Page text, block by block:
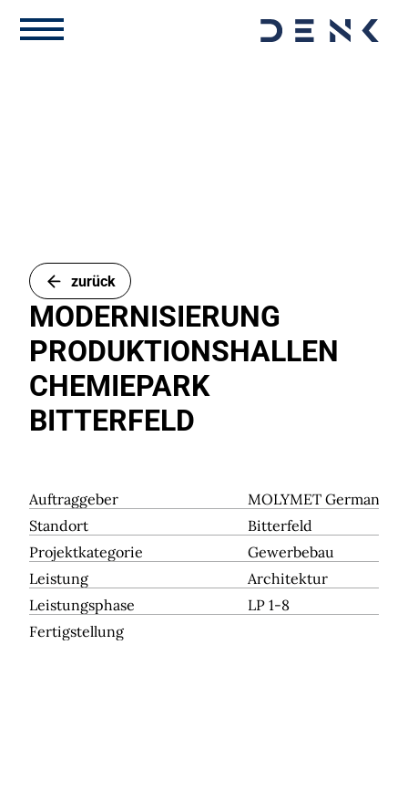
zurück
MODERNISIERUNG
PRODUKTIONSHALLEN
CHEMIEPARK
BITTERFELD
Auftraggeber
MOLYMET Germany
Standort
Bitterfeld
Projektkategorie
Gewerbebau
Leistung
Architektur
Leistungsphase
LP 1-8
Fertigstellung